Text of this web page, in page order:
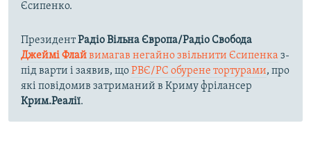
Єсипенко.
ПрезидентРадіо Вільна Європа/Радіо Свобода
Джеймі Флайвимагав негайно звільнити Єсипенка з-
під варти і заявив, щоРВЄ/РС обурене тортурами, про
які повідомив затриманий в Криму фрілансер
Крим.Реалії.